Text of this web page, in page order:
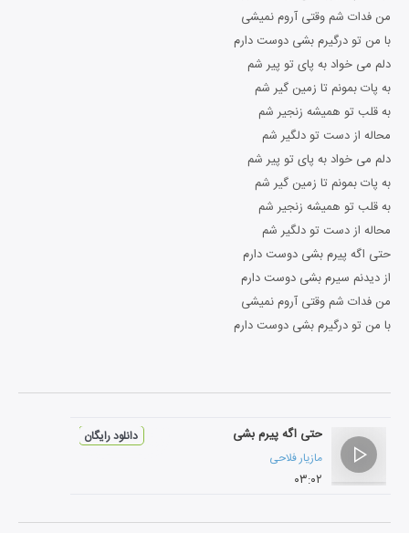
من فدات شم وقتی آروم نمیشی
با من تو درگیرم بشی دوست دارم
دلم می خواد به پای تو پیر شم
به پات بمونم تا زمین گیر شم
به قلب تو همیشه زنجیر شم
محاله از دست تو دلگیر شم
دلم می خواد به پای تو پیر شم
به پات بمونم تا زمین گیر شم
به قلب تو همیشه زنجیر شم
محاله از دست تو دلگیر شم
حتی اگه پیرم بشی دوست دارم
از دیدنم سیرم بشی دوست دارم
من فدات شم وقتی آروم نمیشی
با من تو درگیرم بشی دوست دارم
حتی اگه پیرم بشی
مازیار فلاحی
۰۳:۰۲
دانلود رایگان